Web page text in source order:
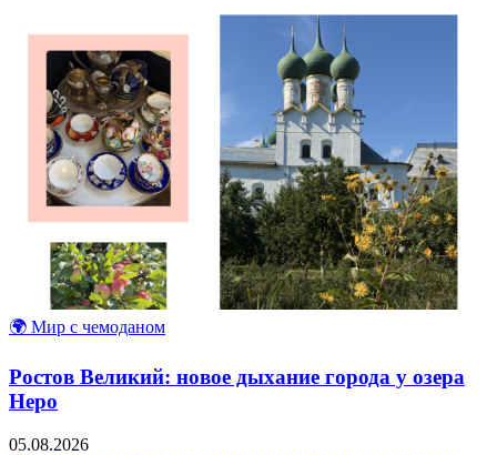
🌍 Мир с чемоданом
Ростов Великий: новое дыхание города у озера
Неро
05.08.2026